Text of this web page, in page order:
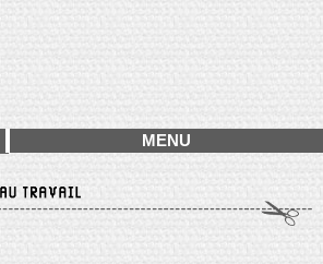
MENU